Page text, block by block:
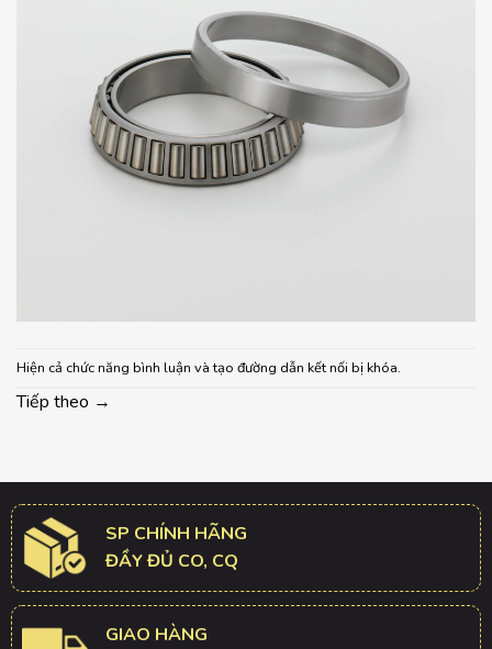
Hiện cả chức năng bình luận và tạo đường dẫn kết nối bị khóa.
Tiếp theo →
SP CHÍNH HÃNG
ĐẦY ĐỦ CO, CQ
GIAO HÀNG